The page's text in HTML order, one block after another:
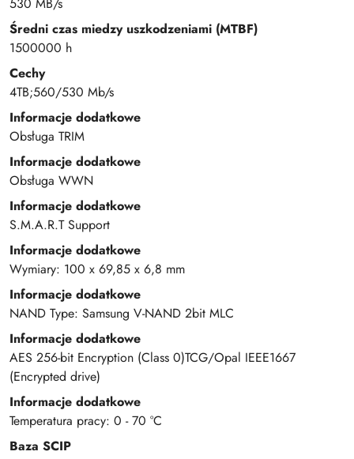
530 MB/s
Średni czas miedzy uszkodzeniami (MTBF)
1500000 h
Cechy
4TB;560/530 Mb/s
Informacje dodatkowe
Obsługa TRIM
Informacje dodatkowe
Obsługa WWN
Informacje dodatkowe
S.M.A.R.T Support
Informacje dodatkowe
Wymiary: 100 x 69,85 x 6,8 mm
Informacje dodatkowe
NAND Type: Samsung V-NAND 2bit MLC
Informacje dodatkowe
AES 256-bit Encryption (Class 0)TCG/Opal IEEE1667
(Encrypted drive)
Informacje dodatkowe
Temperatura pracy: 0 - 70 °C
Baza SCIP